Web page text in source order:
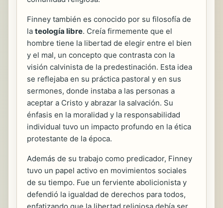
Finney también es conocido por su filosofía de
la teología libre. Creía firmemente que el
hombre tiene la libertad de elegir entre el bien
y el mal, un concepto que contrasta con la
visión calvinista de la predestinación. Esta idea
se reflejaba en su práctica pastoral y en sus
sermones, donde instaba a las personas a
aceptar a Cristo y abrazar la salvación. Su
énfasis en la moralidad y la responsabilidad
individual tuvo un impacto profundo en la ética
protestante de la época.
Además de su trabajo como predicador, Finney
tuvo un papel activo en movimientos sociales
de su tiempo. Fue un ferviente abolicionista y
defendió la igualdad de derechos para todos,